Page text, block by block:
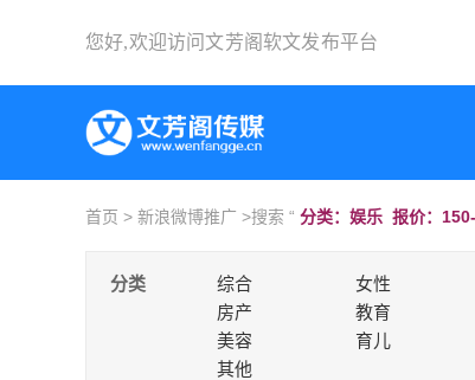
您好,欢迎访问 文芳阁软文发布平台
首页 > 新浪微博推广 >搜索 “ 分类：娱乐 报价：
分类 综合 女性
房产
教育
美容
育儿
其他